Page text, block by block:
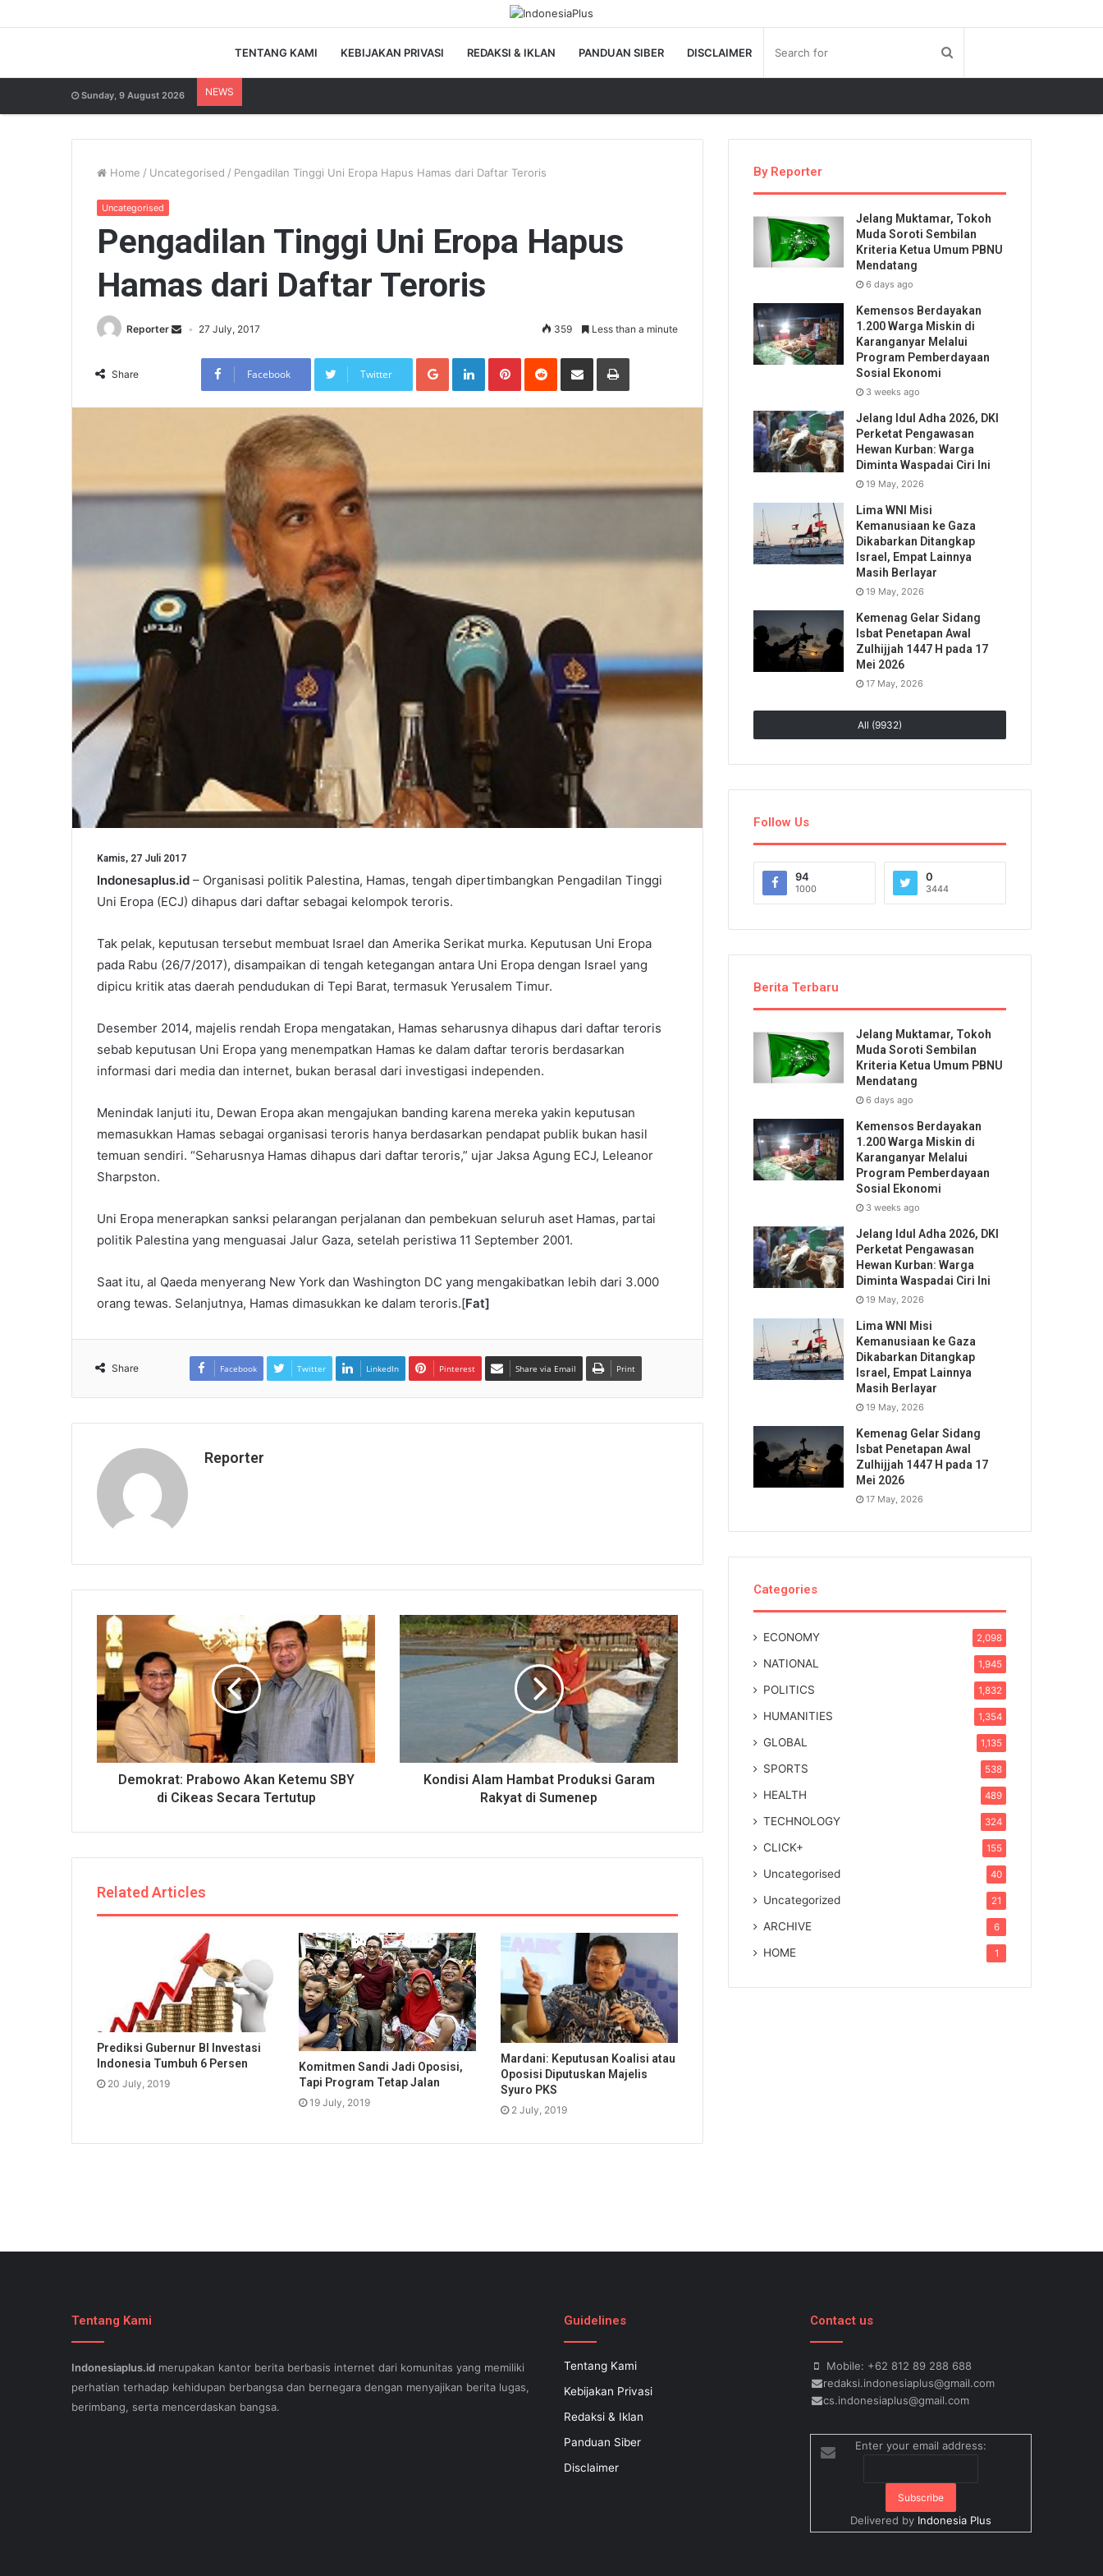
TENTANG KAMI KEBIJAKAN PRIVASI REDAKSI & IKLAN PANDUAN SIBER DISCLAIMER
Sunday, 9 August 2026 NEWS
Home / Uncategorised / Pengadilan Tinggi Uni Eropa Hapus Hamas dari Daftar Teroris
Uncategorised
Pengadilan Tinggi Uni Eropa Hapus
Hamas dari Daftar Teroris
Reporter 27 July, 2017 359 Less than a minute
Share Facebook Twitter
Google+LinkedInPinterestReddit Share via Email Print
Kamis, 27 Juli 2017
Indonesaplus.id – Organisasi politik Palestina, Hamas, tengah dipertimbangkan Pengadilan Tinggi
Uni Eropa (ECJ) dihapus dari daftar sebagai kelompok teroris.
Tak pelak, keputusan tersebut membuat Israel dan Amerika Serikat murka. Keputusan Uni Eropa
pada Rabu (26/7/2017), disampaikan di tengah ketegangan antara Uni Eropa dengan Israel yang
dipicu kritik atas daerah pendudukan di Tepi Barat, termasuk Yerusalem Timur.
Desember 2014, majelis rendah Eropa mengatakan, Hamas seharusnya dihapus dari daftar teroris
sebab keputusan Uni Eropa yang menempatkan Hamas ke dalam daftar teroris berdasarkan
informasi dari media dan internet, bukan berasal dari investigasi independen.
Menindak lanjuti itu, Dewan Eropa akan mengajukan banding karena mereka yakin keputusan
memasukkan Hamas sebagai organisasi teroris hanya berdasarkan pendapat publik bukan hasil
temuan sendiri. “Seharusnya Hamas dihapus dari daftar teroris,” ujar Jaksa Agung ECJ, Leleanor
Sharpston.
Uni Eropa menerapkan sanksi pelarangan perjalanan dan pembekuan seluruh aset Hamas, partai
politik Palestina yang menguasai Jalur Gaza, setelah peristiwa 11 September 2001.
Saat itu, al Qaeda menyerang New York dan Washington DC yang mengakibatkan lebih dari 3.000
orang tewas. Selanjutnya, Hamas dimasukkan ke dalam teroris.[Fat]
Share Facebook Twitter LinkedIn Pinterest Share via Email Print
Reporter
Demokrat: Prabowo Akan Ketemu SBY
di Cikeas Secara Tertutup
Kondisi Alam Hambat Produksi Garam
Rakyat di Sumenep
Related Articles
Prediksi Gubernur BI Investasi
Indonesia Tumbuh 6 Persen
20 July, 2019
Komitmen Sandi Jadi Oposisi,
Tapi Program Tetap Jalan
19 July, 2019
Mardani: Keputusan Koalisi atau
Oposisi Diputuskan Majelis
Syuro PKS
2 July, 2019
By Reporter
Jelang Muktamar, Tokoh
Muda Soroti Sembilan
Kriteria Ketua Umum PBNU
Mendatang
6 days ago
Kemensos Berdayakan
1.200 Warga Miskin di
Karanganyar Melalui
Program Pemberdayaan
Sosial Ekonomi
3 weeks ago
Jelang Idul Adha 2026, DKI
Perketat Pengawasan
Hewan Kurban: Warga
Diminta Waspadai Ciri Ini
19 May, 2026
Lima WNI Misi
Kemanusiaan ke Gaza
Dikabarkan Ditangkap
Israel, Empat Lainnya
Masih Berlayar
19 May, 2026
Kemenag Gelar Sidang
Isbat Penetapan Awal
Zulhijjah 1447 H pada 17
Mei 2026
17 May, 2026
All (9932)
Follow Us
94
1000
0
3444
Berita Terbaru
Jelang Muktamar, Tokoh
Muda Soroti Sembilan
Kriteria Ketua Umum PBNU
Mendatang
6 days ago
Kemensos Berdayakan
1.200 Warga Miskin di
Karanganyar Melalui
Program Pemberdayaan
Sosial Ekonomi
3 weeks ago
Jelang Idul Adha 2026, DKI
Perketat Pengawasan
Hewan Kurban: Warga
Diminta Waspadai Ciri Ini
19 May, 2026
Lima WNI Misi
Kemanusiaan ke Gaza
Dikabarkan Ditangkap
Israel, Empat Lainnya
Masih Berlayar
19 May, 2026
Kemenag Gelar Sidang
Isbat Penetapan Awal
Zulhijjah 1447 H pada 17
Mei 2026
17 May, 2026
Categories
ECONOMY 2,098
NATIONAL 1,945
POLITICS 1,832
HUMANITIES 1,354
GLOBAL 1,135
SPORTS 538
HEALTH 489
TECHNOLOGY 324
CLICK+ 155
Uncategorised 40
Uncategorized 21
ARCHIVE 6
HOME 1
Tentang Kami
Indonesiaplus.id merupakan kantor berita berbasis internet dari komunitas yang memiliki
perhatian terhadap kehidupan berbangsa dan bernegara dengan menyajikan berita lugas,
berimbang, serta mencerdaskan bangsa.
Guidelines
Tentang Kami
Kebijakan Privasi
Redaksi & Iklan
Panduan Siber
Disclaimer
Contact us
Mobile: +62 812 89 288 688
redaksi.indonesiaplus@gmail.com
cs.indonesiaplus@gmail.com
Enter your email address:
Delivered by Indonesia Plus